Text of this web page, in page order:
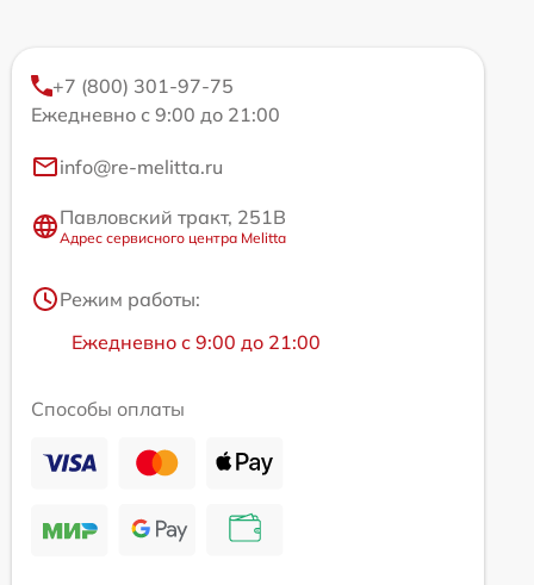
+7 (800) 301-97-75
Ежедневно с 9:00 до 21:00
info@re-melitta.ru
Павловский тракт, 251В
Адрес сервисного центра Melitta
Режим работы:
Ежедневно с 9:00 до 21:00
Способы оплаты